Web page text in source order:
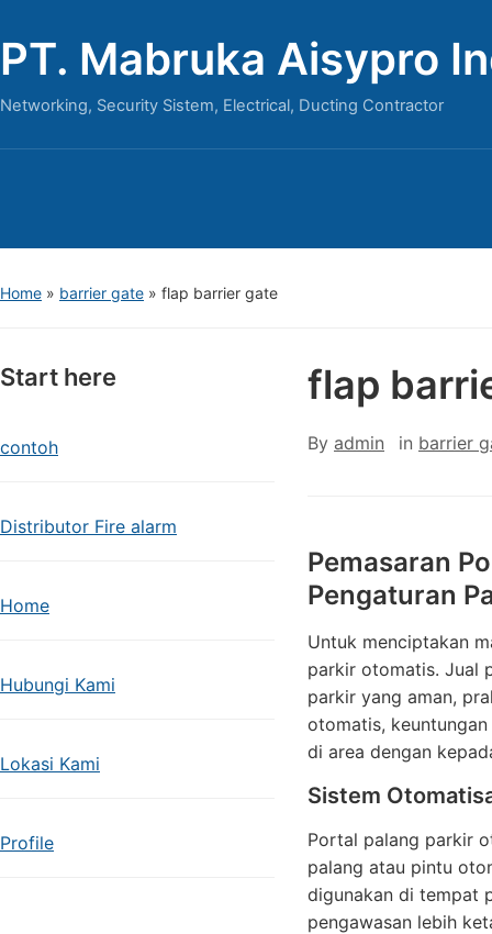
PT. Mabruka Aisypro
Networking, Security Sistem, Electrical, Ducting Contractor
Home » barrier gate » flap barrier gate
Start here
contoh
Distributor Fire alarm
Home
Hubungi Kami
Lokasi Kami
Profile
flap
By admin in barrier
Pemasaran
Pengaturan
Untuk menciptakan
parkir otomatis. Jual
parkir yang aman,
otomatis,
di area dengan
Sistem
Portal palang parkir
palang atau pintu
digunakan di tempat
pengawasan lebih